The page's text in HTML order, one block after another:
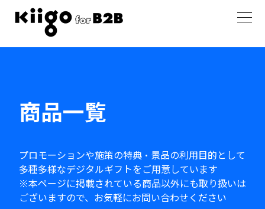
商品一覧
プロモーションや施策の特典・景品の利用目的として
多種多様なデジタルギフトをご用意しています
※本ページに掲載されている商品以外にも取り扱いは
ございますので、お気軽にお問い合わせください